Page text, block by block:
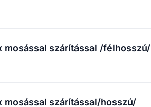
mosással szárítással /félhosszú/
mosással szárítással/hosszú/